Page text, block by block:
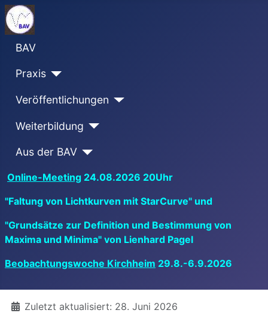
BAV
Praxis
Veröffentlichungen
Weiterbildung
Aus der BAV
Online-Meeting 24.08.2026 20Uhr
"Faltung von Lichtkurven mit StarCurve" und
"Grundsätze zur Definition und Bestimmung von
Maxima und Minima" von Lienhard Pagel
Beobachtungswoche Kirchheim 29.8.-6.9.2026
DetailsZuletzt aktualisiert: 28. Juni 2026